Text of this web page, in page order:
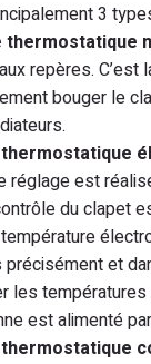
3
thermostatique
repères.
bouger le
réglage est
du clapet
et
les
est alimenté